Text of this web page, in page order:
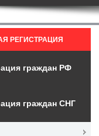
РЕГИСТРАЦИЯ
граждан РФ
граждан СНГ